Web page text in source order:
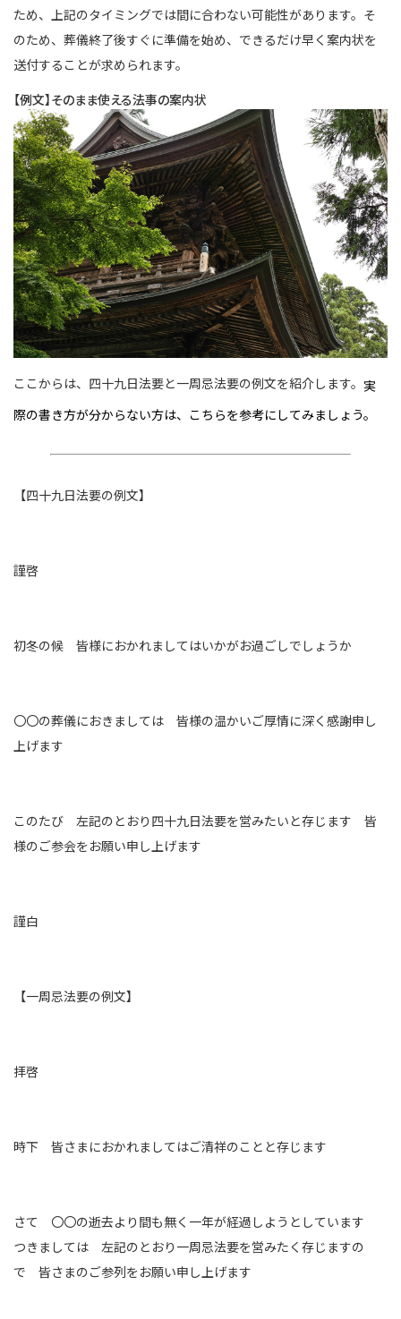
ため、上記のタイミングでは間に合わない可能性があります。そ
のため、葬儀終了後すぐに準備を始め、できるだけ早く案内状を
送付することが求められます。
【例文】そのまま使える法事の案内状
ここからは、四十九日法要と一周忌法要の例文を紹介します。 実
際の書き方が分からない方は、こちらを参考にしてみましょう。
【四十九日法要の例文】
謹啓
初冬の候 皆様におかれましてはいかがお過ごしでしょうか
〇〇の葬儀におきましては 皆様の温かいご厚情に深く感謝申し
上げます
このたび 左記のとおり四十九日法要を営みたいと存じます 皆
様のご参会をお願い申し上げます
謹白
【一周忌法要の例文】
拝啓
時下 皆さまにおかれましてはご清祥のことと存じます
さて 〇〇の逝去より間も無く一年が経過しようとしています
つきましては 左記のとおり一周忌法要を営みたく存じますの
で 皆さまのご参列をお願い申し上げます